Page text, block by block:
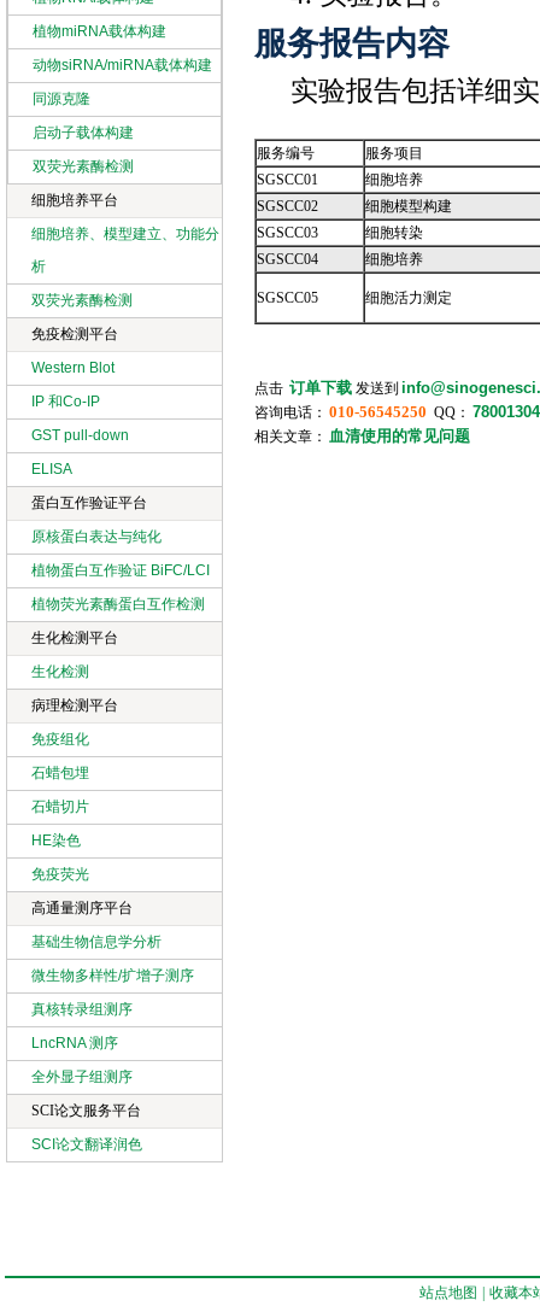
植物miRNA载体构建
动物siRNA/miRNA载体构建
同源克隆
启动子载体构建
双荧光素酶检测
细胞培养平台
细胞培养、模型建立、功能分
析
双荧光素酶检测
免疫检测平台
Western Blot
IP 和Co-IP
GST pull-down
ELISA
蛋白互作验证平台
原核蛋白表达与纯化
植物蛋白互作验证 BiFC/LCI
植物荧光素酶蛋白互作检测
生化检测平台
生化检测
病理检测平台
免疫组化
石蜡包埋
石蜡切片
HE染色
免疫荧光
高通量测序平台
基础生物信息学分析
微生物多样性/扩增子测序
真核转录组测序
LncRNA 测序
全外显子组测序
SCI论文服务平台
SCI论文翻译润色
服务报告内容
实验报告包括详细实
服务编号
服务项目
SGSCC01
细胞培养
SGSCC02
细胞模型构建
SGSCC03
细胞转染
SGSCC04
细胞培养
SGSCC05 细胞活力测定
点击 订单下载 发送到
咨询电话： 010-56545250 QQ： 78001304
相关文章： 血清使用的常见问题
站点地图 收藏本